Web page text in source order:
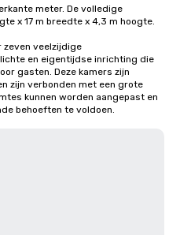
meter. De volledige
x 17 m breedte x 4,3 m hoogte.
zeven veelzijdige
en eigentijdse inrichting die
gasten. Deze kamers zijn
zijn verbonden met een grote
kunnen worden aangepast en
behoeften te voldoen.